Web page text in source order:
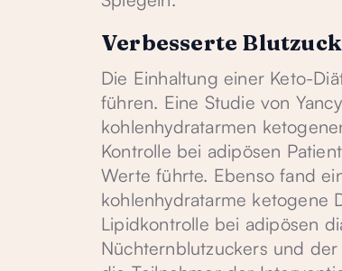
Verbesserte
Die Einhaltung einer Keto-
führen. Eine Studie von
kohlenhydratarmen
Kontrolle bei adipösen
Werte führte. Ebenso fand
kohlenhydratarme ketogene
Lipidkontrolle bei adipösen
Nüchternblutzuckers und